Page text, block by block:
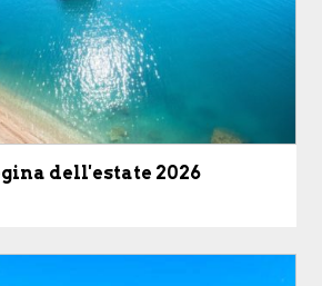
dell'estate 2026